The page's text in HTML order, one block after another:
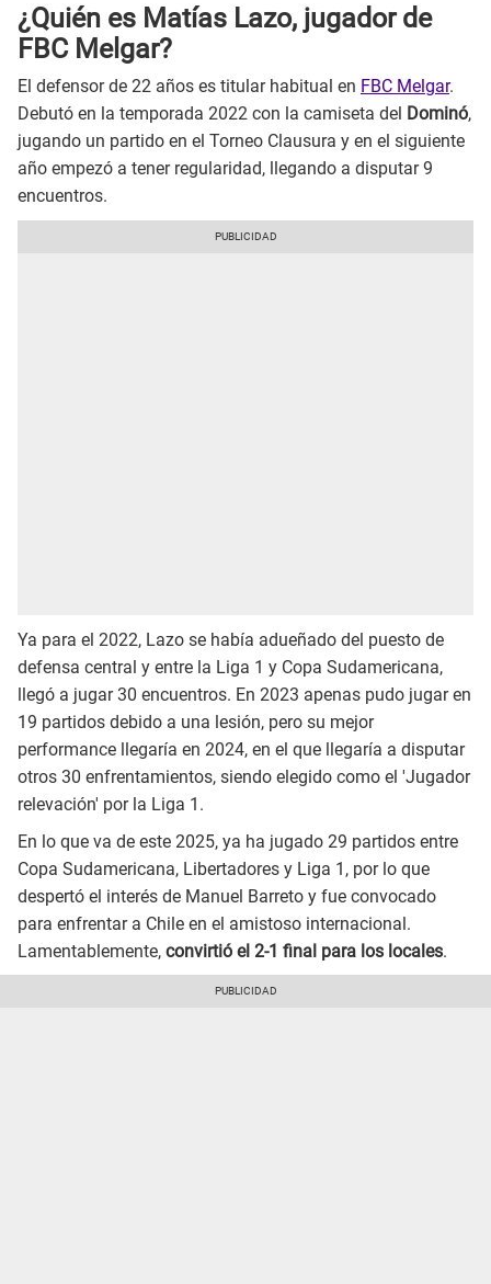
¿Quién es Matías Lazo, jugador de
FBC Melgar?
El defensor de 22 años es titular habitual en FBC Melgar.
Debutó en la temporada 2022 con la camiseta del Dominó,
jugando un partido en el Torneo Clausura y en el siguiente
año empezó a tener regularidad, llegando a disputar 9
encuentros.
Ya para el 2022, Lazo se había adueñado del puesto de
defensa central y entre la Liga 1 y Copa Sudamericana,
llegó a jugar 30 encuentros. En 2023 apenas pudo jugar en
19 partidos debido a una lesión, pero su mejor
performance llegaría en 2024, en el que llegaría a disputar
otros 30 enfrentamientos, siendo elegido como el 'Jugador
relevación' por la Liga 1.
En lo que va de este 2025, ya ha jugado 29 partidos entre
Copa Sudamericana, Libertadores y Liga 1, por lo que
despertó el interés de Manuel Barreto y fue convocado
para enfrentar a Chile en el amistoso internacional.
Lamentablemente, convirtió el 2-1 final para los locales.